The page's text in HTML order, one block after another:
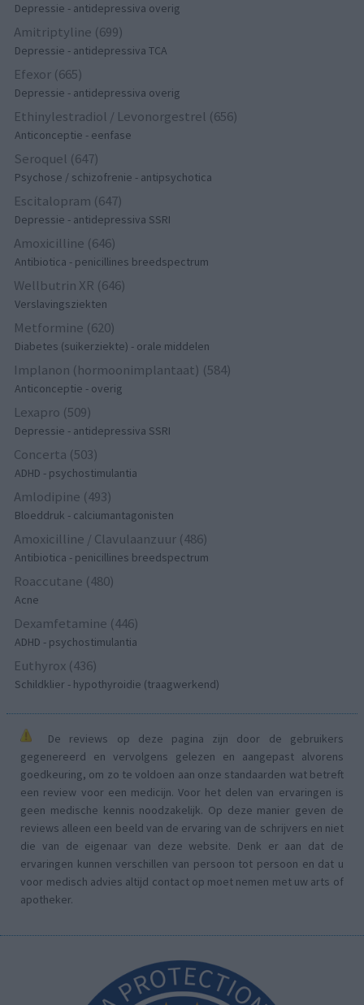
Depressie - antidepressiva overig
Amitriptyline (699)
Depressie - antidepressiva TCA
Efexor (665)
Depressie - antidepressiva overig
Ethinylestradiol / Levonorgestrel (656)
Anticonceptie - eenfase
Seroquel (647)
Psychose / schizofrenie - antipsychotica
Escitalopram (647)
Depressie - antidepressiva SSRI
Amoxicilline (646)
Antibiotica - penicillines breedspectrum
Wellbutrin XR (646)
Verslavingsziekten
Metformine (620)
Diabetes (suikerziekte) - orale middelen
Implanon (hormoonimplantaat) (584)
Anticonceptie - overig
Lexapro (509)
Depressie - antidepressiva SSRI
Concerta (503)
ADHD - psychostimulantia
Amlodipine (493)
Bloeddruk - calciumantagonisten
Amoxicilline / Clavulaanzuur (486)
Antibiotica - penicillines breedspectrum
Roaccutane (480)
Acne
Dexamfetamine (446)
ADHD - psychostimulantia
Euthyrox (436)
Schildklier - hypothyroidie (traagwerkend)
De reviews op deze pagina zijn door de gebruikers
gegenereerd en vervolgens gelezen en aangepast alvorens
goedkeuring, om zo te voldoen aan onze standaarden wat betreft
een review voor een medicijn. Voor het delen van ervaringen is
geen medische kennis noodzakelijk. Op deze manier geven de
reviews alleen een beeld van de ervaring van de schrijvers en niet
die van de eigenaar van deze website. Denk er aan dat de
ervaringen kunnen verschillen van persoon tot persoon en dat u
voor medisch advies altijd contact op moet nemen met uw arts of
apotheker.